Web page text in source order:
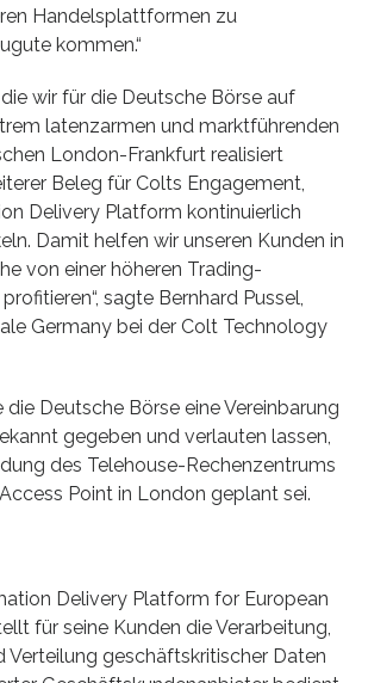
Handelsplattformen zu
kommen.“
wir für die Deutsche Börse auf
latenzarmen und marktführenden
London-Frankfurt realisiert
Beleg für Colts Engagement,
Delivery Platform kontinuierlich
Damit helfen wir unseren Kunden in
von einer höheren Trading-
sagte Bernhard Pussel,
Germany bei der Colt Technology
die Deutsche Börse eine Vereinbarung
gegeben und verlauten lassen,
des Telehouse-Rechenzentrums
Point in London geplant sei.
Delivery Platform for European
für seine Kunden die Verarbeitung,
Verteilung geschäftskritischer Daten